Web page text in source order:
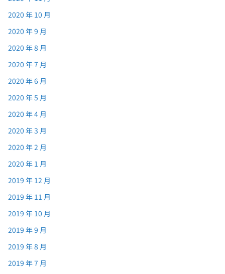
2020 年 10 月
2020 年 9 月
2020 年 8 月
2020 年 7 月
2020 年 6 月
2020 年 5 月
2020 年 4 月
2020 年 3 月
2020 年 2 月
2020 年 1 月
2019 年 12 月
2019 年 11 月
2019 年 10 月
2019 年 9 月
2019 年 8 月
2019 年 7 月